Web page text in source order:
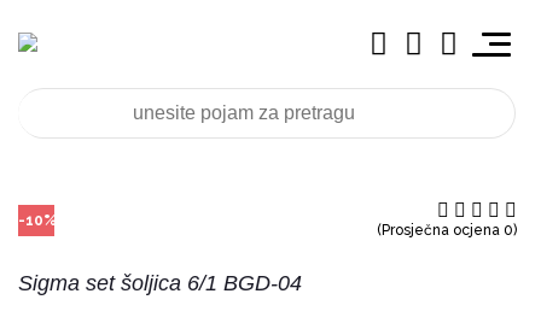
Sigma set šoljica 6/1 BGD-04
(Prosječna ocjena 0)
-10%